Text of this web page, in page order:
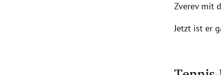
Zverev mit
Jetzt ist er